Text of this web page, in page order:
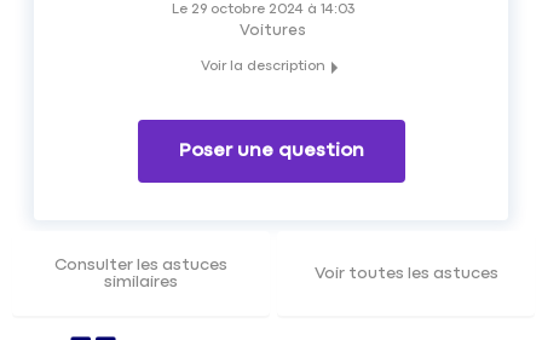
Le 29 octobre 2024 à 14:03
Voitures
Voir la description
Poser une question
Consulter les astuces
similaires
Voir toutes les astuces